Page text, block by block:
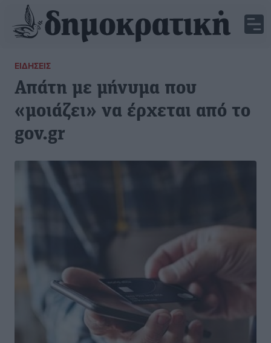
ΕΙΔΉΣΕΙΣ
Απάτη με μήνυμα που
«μοιάζει» να έρχεται από το
gov.gr